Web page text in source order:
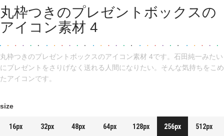
丸枠つきのプレゼントボックスの
アイコン素材 4
丸枠つきのプレゼントボックスのアイコン素材 4です。石田純一みたい
にプレゼントをさりげなく送れる人間になりたい。そんな気持ちをこめ
たアイコンです。
size
16px 32px 48px 64px 128px 256px 512px